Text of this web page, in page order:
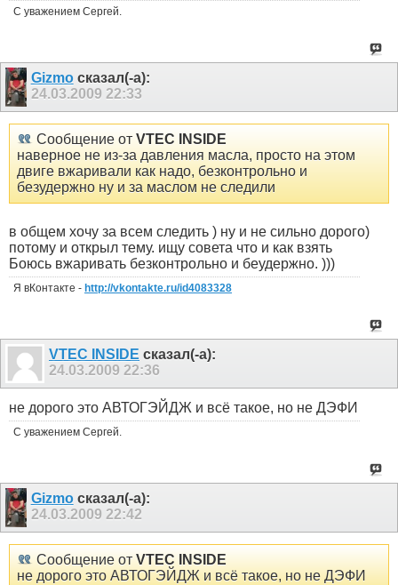
С уважением Сергей.
Gizmoсказал(-а):
24.03.2009 22:33
Сообщение от VTEC INSIDE
наверное не из-за давления масла, просто на этом
двиге вжаривали как надо, безконтрольно и
безудержно ну и за маслом не следили
в общем хочу за всем следить ) ну и не сильно дорого)
потому и открыл тему. ищу совета что и как взять
Боюсь вжаривать безконтрольно и беудержно. )))
Я вКонтакте - http://vkontakte.ru/id4083328
VTEC INSIDE сказал(-а):
24.03.2009 22:36
не дорого это АВТОГЭЙДЖ и всё такое, но не ДЭФИ
С уважением Сергей.
Gizmoсказал(-а):
24.03.2009 22:42
Сообщение от VTEC INSIDE
не дорого это АВТОГЭЙДЖ и всё такое, но не ДЭФИ